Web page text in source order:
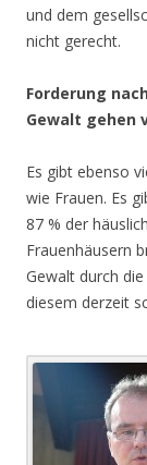
und dem
nicht gerecht.
Forderung
Gewalt gehen
Es gibt ebenso
wie Frauen. Es
87 % der
Frauenhäusern
Gewalt durch
diesem derzeit